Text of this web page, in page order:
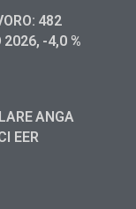
482
2026, -4,0 %
ANGA
EER